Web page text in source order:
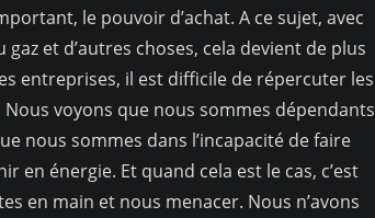
le pouvoir d’achat. A ce sujet, avec
et d’autres choses, cela devient de plus
entreprises, il est difficile de répercuter les
voyons que nous sommes dépendants
nous sommes dans l’incapacité de faire
en énergie. Et quand cela est le cas, c’est
en main et nous menacer. Nous n’avons